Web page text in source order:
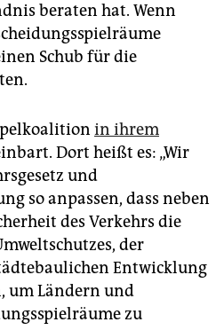
beraten hat. Wenn
Schub für die
in ihrem
Dort heißt es: „Wir
und
so anpassen, dass neben
des Verkehrs die
der
Entwicklung
um Ländern und
zu